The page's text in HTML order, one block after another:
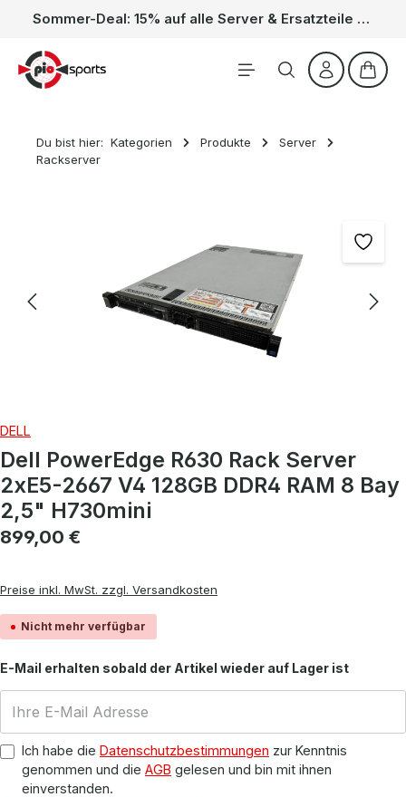
Zum Hauptinhalt springen Sommer-Deal: 15% auf alle Server & Ersatzteile – Kein Code nötig, der Rabatt wird automatisch im Warenkorb abgezogen. Gültig vom 01.06. bis 31.08.
Du bist hier: Kategorien Produkte
Server
Rackserver
DELL
Dell PowerEdge R630 Rack Server
2xE5-2667 V4 128GB DDR4 RAM 8 Bay
2,5" H730mini
Regulärer Preis:
899,00 €
Preise inkl. MwSt. zzgl. Versandkosten
Nicht mehr verfügbar
E-Mail erhalten sobald der Artikel wieder auf Lager ist
Ich habe die Datenschutzbestimmungen zur Kenntnis
genommen und die AGB gelesen und bin mit ihnen
einverstanden.